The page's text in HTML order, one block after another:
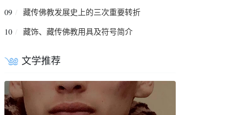
09 藏传佛教发展史上的三次重要转折
10 藏饰、藏传佛教用具及符号简介
文学推荐